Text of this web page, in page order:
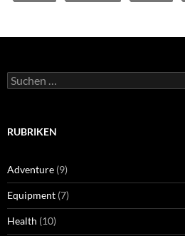
Suchen
nach:
RUBRIKEN
Adventure (9)
Equipment (7)
Health (10)